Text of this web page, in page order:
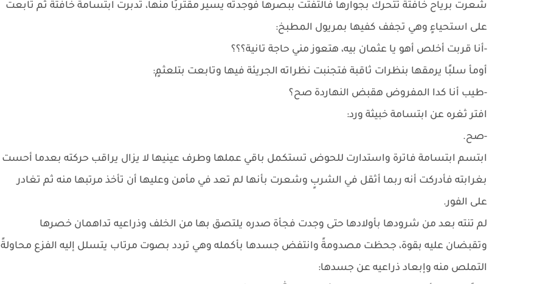
شعرت برياح خافتة تتحرك بجوارها فالتفتت ببصرها فوجدته يسير مقتربًا منها، تدبرت ابتسامة خافتة ثم تابعت
على استحياءٍ وهي تجفف كفيها بمريول المطبخ:
-أنا قربت أخلص أهو يا عثمان بيه، هتعوز مني حاجة تانية؟؟؟
أومأ سلبًا يرمقها بنظرات ثاقبة فتجنبت نظراته الجريئة فيها وتابعت بتلعثمٍ:
-طيب أنا كدا المفروض هقبض النهاردة صح؟
افتر ثغره عن ابتسامة خبيثة ورد:
-صح.
ابتسم ابتسامة فاترة واستدارت للحوض تستكمل باقي عملها وطرف عينيها لا يزال يراقب حركته بعدما أحست
بغرابته فأدركت أنه ربما أثقل في الشربٍ وشعرت بأنها لم تعد في مأمن وعليها أن تأخذ مرتبها منه ثم تغادر
على الفور.
لم تنته بعد من شرودها بأولادها حتى وجدت فجأة صدره يلتصق بها من الخلف وذراعيه تداهمان خصرها
وتقبضان عليه بقوة، جحظت مصدومةً وانتفض جسدها بأكمله وهي تردد بصوت مرتاب يتسلل إليه الفزع محاولةً
التملص منه وإبعاد ذراعيه عن جسدها: